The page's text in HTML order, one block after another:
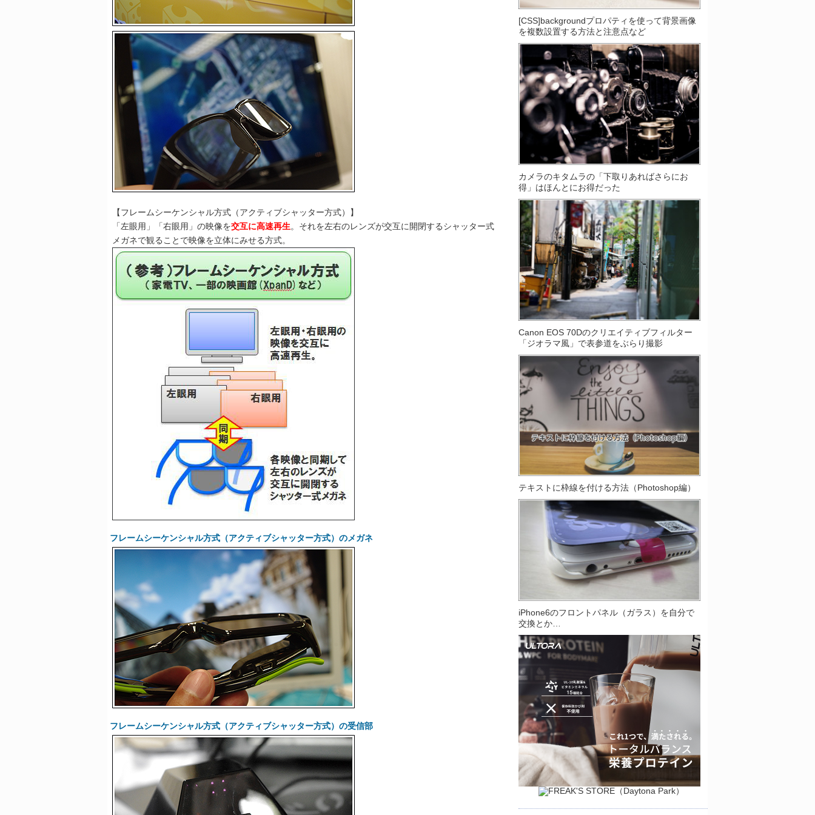
【フレームシーケンシャル方式（アクティブシャッター方式）】
「左眼用」「右眼用」の映像を交互に高速再生。それを左右のレンズが交互に開閉するシャッター式
メガネで観ることで映像を立体にみせる方式。
フレームシーケンシャル方式（アクティブシャッター方式）のメガネ
フレームシーケンシャル方式（アクティブシャッター方式）の受信部
[CSS]backgroundプロパティを使って背景画像
を複数設置する方法と注意点など
カメラのキタムラの「下取りあればさらにお
得」はほんとにお得だった
Canon EOS 70Dのクリエイティブフィルター
「ジオラマ風」で表参道をぶらり撮影
テキストに枠線を付ける方法（Photoshop編）
iPhone6のフロントパネル（ガラス）を自分で
交換とか…